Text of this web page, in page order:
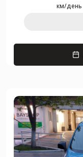
км/день